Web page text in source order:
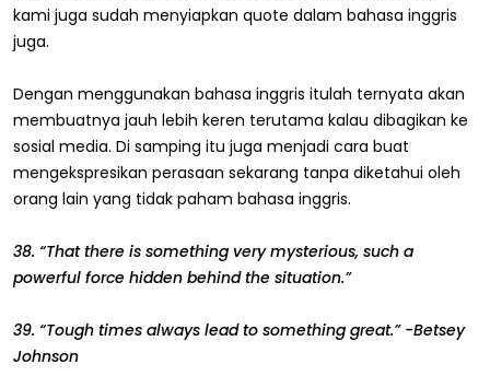
kami juga sudah menyiapkan quote dalam bahasa inggris
juga.
Dengan menggunakan bahasa inggris itulah ternyata akan
membuatnya jauh lebih keren terutama kalau dibagikan ke
sosial media. Di samping itu juga menjadi cara buat
mengekspresikan perasaan sekarang tanpa diketahui oleh
orang lain yang tidak paham bahasa inggris.
38. “That there is something very mysterious, such a
powerful force hidden behind the situation.”
39. “Tough times always lead to something great.” -Betsey
Johnson